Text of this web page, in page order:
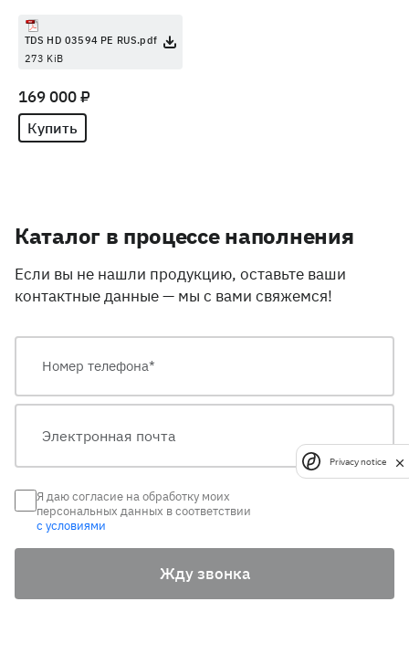
TDS HD 03594 PE RUS.pdf
273 KiB
169 000 ₽
Купить
Каталог в процессе наполнения
Если вы не нашли продукцию, оставьте ваши
контактные данные — мы с вами свяжемся!
Я даю согласие на обработку моих
персональных данных в соответствии
с условиями
Жду звонка
Privacy notice